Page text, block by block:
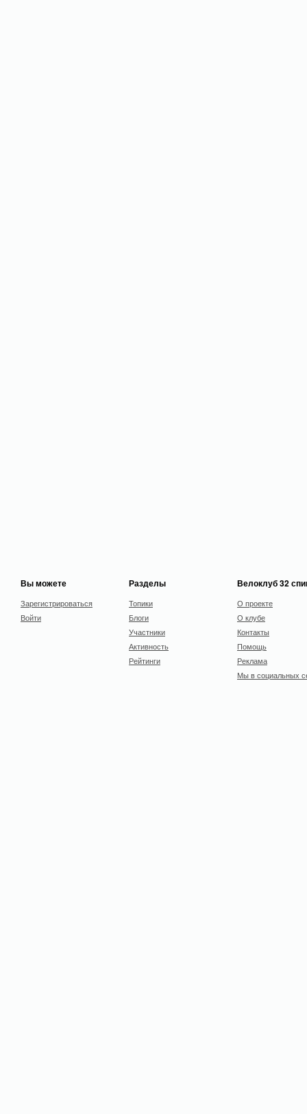
Вы можете
Зарегистрироваться
Войти
Разделы
Топики
Блоги
Участники
Активность
Рейтинги
Велоклуб 32
О проекте
О клубе
Контакты
Помощь
Реклама
Мы в социальных